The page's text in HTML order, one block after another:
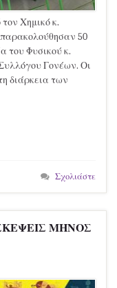
Χημικό κ.
50
του Φυσικού κ.
Γονέων. Οι
διάρκεια των
Σχολιάστε
ΜΗΝΟΣ